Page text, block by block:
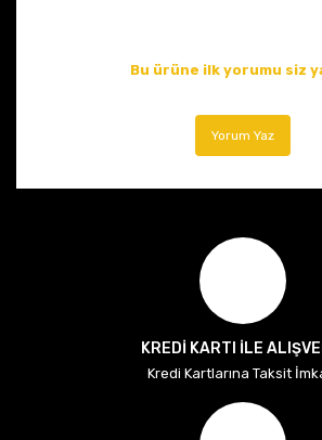
Bu ürüne ilk yorumu siz
Yorum Yaz
KREDİ KARTI İLE
Kredi Kartlarına Taksit